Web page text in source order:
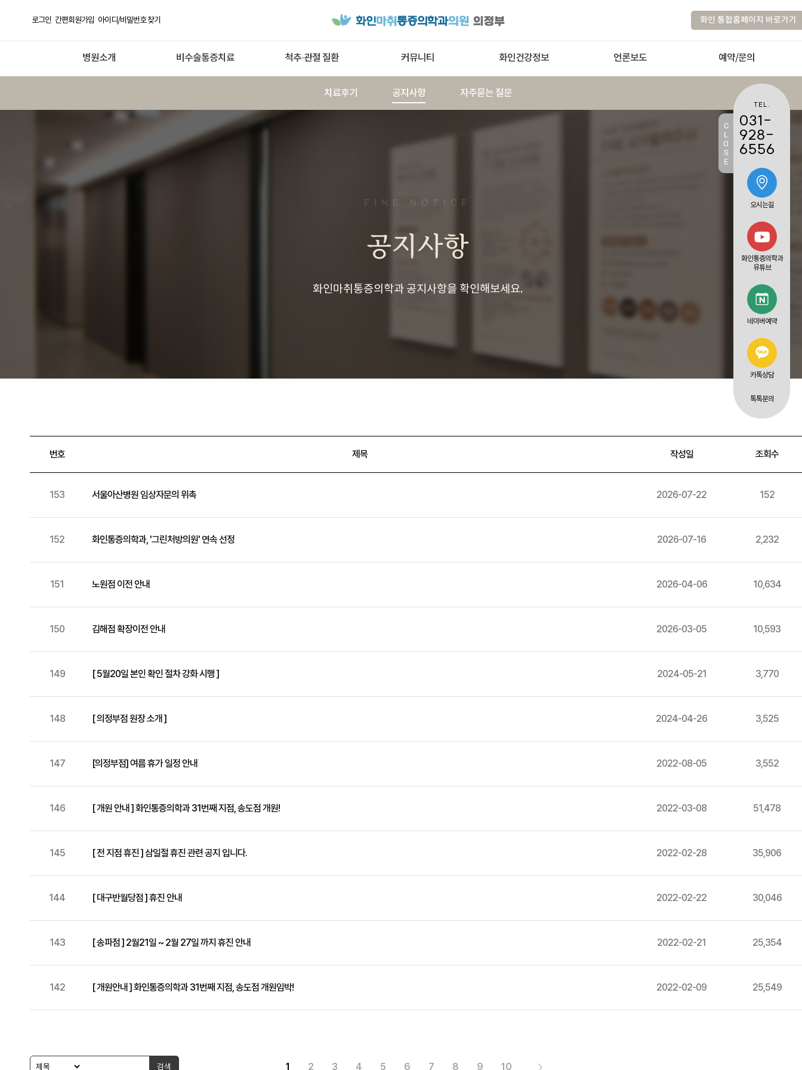
로그인 간편회원가입 아이디/비밀번호 찾기 화인 통합홈페이지 바로가기
병원소개 비수술통증치료 척추·관절 질환 커뮤니티 화인건강정보 언론보도 예약/문의
치료후기 공지사항 자주묻는 질문
FINE NOTICE
공지사항
화인마취통증의학과 공지사항을 확인해보세요.
번호 제목 작성일 조회수
153 서울아산병원 임상자문의 위촉 2026-07-22 152
152 화인통증의학과, '그린처방의원' 연속 선정 2026-07-16 2,232
151 노원점 이전 안내 2026-04-06 10,634
150 김해점 확장이전 안내 2026-03-05 10,593
149 [ 5월20일 본인 확인 절차 강화 시행 ] 2024-05-21 3,770
148 [ 의정부점 원장 소개 ] 2024-04-26 3,525
147 [의정부점] 여름 휴가 일정 안내 2022-08-05 3,552
146 [ 개원 안내 ] 화인통증의학과 31번째 지점, 송도점 개원! 2022-03-08 51,478
145 [ 전 지점 휴진 ] 삼일절 휴진 관련 공지 입니다. 2022-02-28 35,906
144 [ 대구반월당점 ] 휴진 안내 2022-02-22 30,046
143 [ 송파점 ] 2월21일 ~ 2월 27일 까지 휴진 안내 2022-02-21 25,354
142 [ 개원안내 ] 화인통증의학과 31번째 지점, 송도점 개원임박! 2022-02-09 25,549
검색 1 2 3 4 5 6 7 8 9 10
C
L
O
S
E
TEL.
031-
928-
6556
오시는길
화인통증의학과
유튜브
네이버예약
카톡상담
톡톡문의